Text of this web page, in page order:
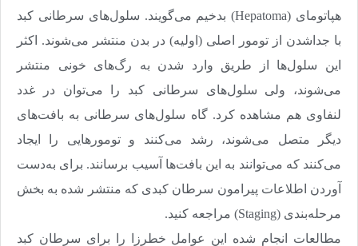
هپاتومای (Hepatoma) بدخیم می‌گویند. سلول‌های سرطانی کبد
با جداشدن از تومور اصلی (اولیه) در بدن منتشر می‌شوند. اکثر
این سلول‌‌‌ها از طریق وارد شدن به رگ‌های خونی منتشر
می‌‌‌شوند، ولی سلول‌‌‌های سرطانی کبد را می‌توان در غدد
لنفاوی هم مشاهده کرد. گاه سلول‌های سرطانی به بافت‌‌‌های
دیگر متصل می‌شوند، رشد می‌کنند و تومورهایی را ایجاد
می‌کنند که می‌توانند به این بافت‌‌‌ها آسیب برسانند. برای به‌دست
آوردن اطلاعات پیرامون سرطان کبدی که منتشر شده به بخش
مرحله‌‌‌بندی (Staging) مراجعه کنید.
مطالعات انجام شده این عوامل خطرزا را برای سرطان کبد